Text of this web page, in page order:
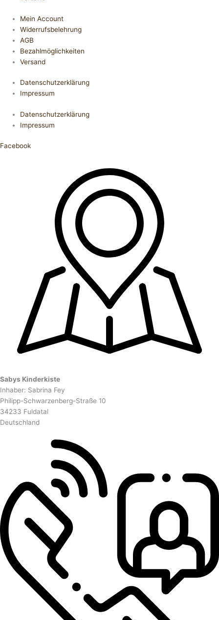
Mein Account
Widerrufsbelehrung
AGB
Bezahlmöglichkeiten
Versand
Datenschutzerklärung
Impressum
Datenschutzerklärung
Impressum
Facebook
Sabys Kinderkiste
Inhaber: Sabrina Fey
Philipp-Schwarzenberg-Straße 10
34233 Fuldatal
Deutschland